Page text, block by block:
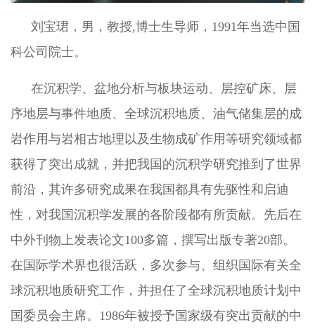
刘宝珺，男，教授,博士生导师，1991年当选中国
科公司院士。
在沉积学、盆地分析与板块运动、层控矿床、层
序地层与事件地质、全球沉积地质、油气储集层的成
岩作用与岩相古地理以及生物成矿作用等研究领域都
获得了突出成就，并把我国的沉积学研究推到了世界
前沿，其许多研究成果在我国都具有先驱性和启迪
性，对我国沉积学发展的各阶段都有所贡献。先后在
中外刊物上发表论文100多篇，撰写出版专著20部。
在国际学术界也很活跃，多次参与、组织国际有关全
球沉积地质研究工作，并担任了全球沉积地质计划中
国委员会主席。1986年被授予国家级有突出贡献的中